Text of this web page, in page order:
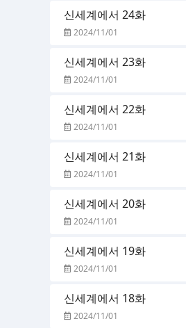
신세계에서 24화
2024/11/01
신세계에서 23화
2024/11/01
신세계에서 22화
2024/11/01
신세계에서 21화
2024/11/01
신세계에서 20화
2024/11/01
신세계에서 19화
2024/11/01
신세계에서 18화
2024/11/01